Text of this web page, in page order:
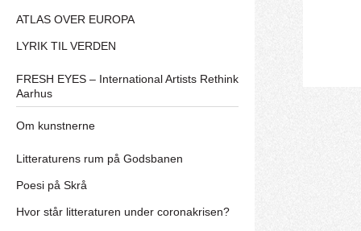
ATLAS OVER EUROPA
LYRIK TIL VERDEN
FRESH EYES – International Artists Rethink
Aarhus
Om kunstnerne
Litteraturens rum på Godsbanen
Poesi på Skrå
Hvor står litteraturen under coronakrisen?